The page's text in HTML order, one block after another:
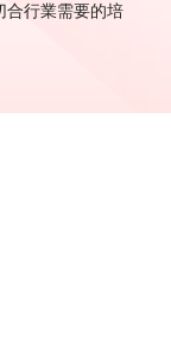
合行業需要的培